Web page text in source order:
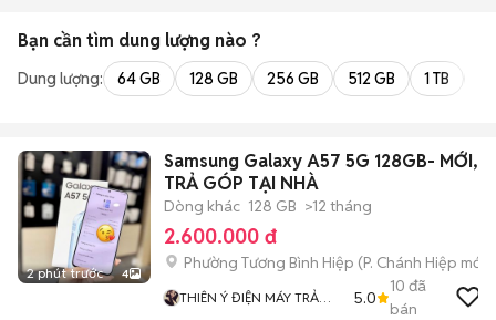
Bạn cần tìm dung lượng nào ?
Dung lượng: 64 GB 128 GB 256 GB 512 GB 1 TB
2 phút trước 4
Samsung Galaxy A57 5G 128GB- MỚI,
TRẢ GÓP TẠI NHÀ
Dòng khác 128 GB >12 tháng
2.600.000 đ
Phường Tương Bình Hiệp (P. Chánh Hiệp mới)
THIÊN Ý ĐIỆN MÁY TRẢ
5.0
10 đã
bán